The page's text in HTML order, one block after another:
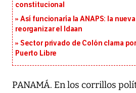
constitucional
Así funcionaría la ANAPS: la
reorganizar el Idaan
Sector privado de Colón clama
Puerto Libre
PANAMÁ. En los corrillos